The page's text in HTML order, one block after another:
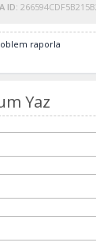
ID:
raporla
Yaz